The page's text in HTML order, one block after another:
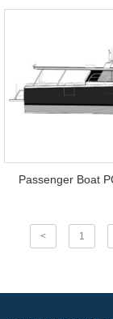
Passenger Boat
< 1